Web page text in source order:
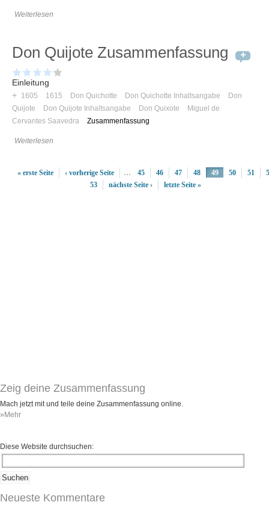
Weiterlesen
Don Quijote Zusammenfassung
Einleitung
+ 1605 1615 Don Quichotte Don Quichotte Inhaltsangabe
Don
Quijote
Don Quijote Inhaltsangabe Don Quixote
Miguel de
Cervantes Saavedra
Zusammenfassung
Weiterlesen
« erste Seite ‹ vorherige Seite … 45 46 47 48 49 50 51
53
nächste Seite › letzte Seite »
Zeig deine Zusammenfassung
Mach jetzt mit und teile deine Zusammenfassung online.
»Mehr
Diese Website durchsuchen:
Neueste Kommentare